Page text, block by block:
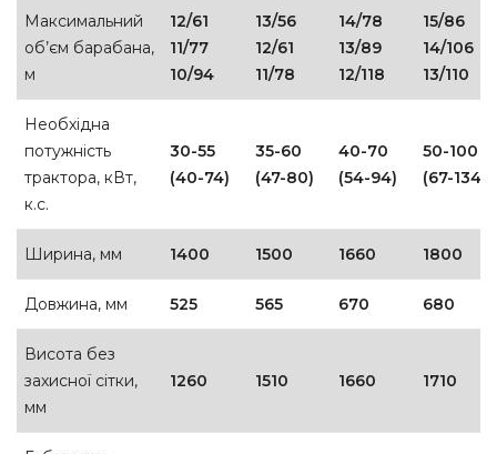
Максимальний
об’єм барабана,
м
12/61
11/77
10/94
13/56
12/61
11/78
14/78
13/89
12/118
15/86
14/106
13/110
Необхідна
потужність
трактора, кВт,
к.с.
30-55
(40-74)
35-60
(47-80)
40-70
(54-94)
50-100
(67-134)
Ширина, мм 1400 1500 1660 1800
Довжина, мм 525 565 670 680
Висота без
захисної сітки,
мм
1260 1510 1660 1710